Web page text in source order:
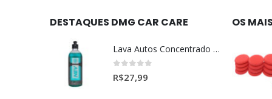
DESTAQUES DMG CAR CARE
Lava Autos Concentrado NEV (nevada) 1:400 (500ml)
out of 5
R$27,99
OS